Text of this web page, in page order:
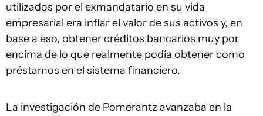
utilizados por el exmandatario en su vida
empresarial era inflar el valor de sus activos y, en
base a eso, obtener créditos bancarios muy por
encima de lo que realmente podía obtener como
préstamos en el sistema financiero.
La investigación de Pomerantz avanzaba en la